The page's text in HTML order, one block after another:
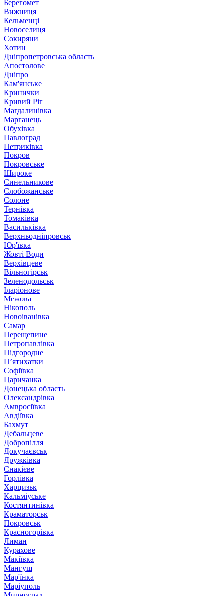
Берегомет
Вижниця
Кельменці
Новоселиця
Сокиряни
Хотин
Дніпропетровська область
Апостолове
Дніпро
Кам'янське
Кринички
Кривий Ріг
Магдалинівка
Марганець
Обухівка
Павлоград
Петриківка
Покров
Покровське
Широке
Синельникове
Слобожанське
Солоне
Тернівка
Томаківка
Васильківка
Верхньодніпровськ
Юр'ївка
Жовті Води
Верхівцеве
Вільногірськ
Зеленодольськ
Іларіонове
Межова
Нікополь
Новоіванівка
Самар
Перещепине
Петропавлівка
Підгородне
П’ятихатки
Софіївка
Царичанка
Донецька область
Олександрівка
Амвросіївка
Авдіївка
Бахмут
Дебальцеве
Добропілля
Докучаєвськ
Дружківка
Єнакієве
Горлівка
Харцизьк
Кальміуське
Костянтинівка
Краматорськ
Покровськ
Красногорівка
Лиман
Курахове
Макіївка
Мангуш
Мар'їнка
Маріуполь